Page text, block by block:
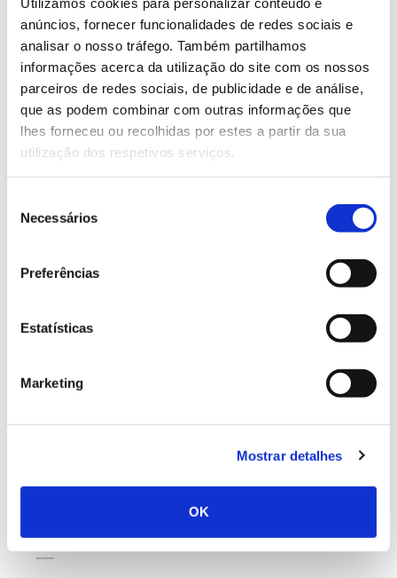
anúncios, fornecer funcionalidades de redes sociais e
analisar o nosso tráfego. Também partilhamos
informações acerca da utilização do site com os nossos
parceiros de redes sociais, de publicidade e de análise,
que as podem combinar com outras informações que
lhes forneceu ou recolhidas por estes a partir da sua
utilização dos respetivos serviços.
Necessários
Preferências
Estatísticas
Marketing
Mostrar detalhes
OK
acontece sobretudo nos invernos secos e nos verões
muito húmidos e este pulgão é responsável por
danos tanto na sua fase larval como na adulta,
provocando atraso do crescimento das árvores,
interferência na fotossíntese, amarelecimento ou
escurecimento das folhas e aumento da
vulnerabilidade a ataques de outros agentes
patogénicos, o que pode levar à morte da árvore.
relacionados com as pragas e doenças dos
associação de produtores da região. Pode
Conservação da Natureza e das Florestas
Geral de Alimentação e Veterinária, é
responsável pelo pelouro da fitossanidade
florestal em Portugal.
___